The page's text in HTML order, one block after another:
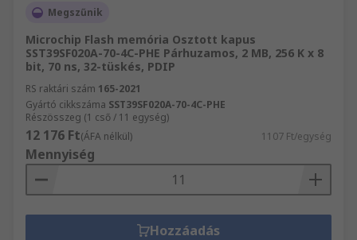
Megszűnik
Microchip Flash memória Osztott kapus
SST39SF020A-70-4C-PHE Párhuzamos, 2 MB, 256 K x 8
bit, 70 ns, 32-tüskés, PDIP
RS raktári szám 165-2021
Gyártó cikkszáma SST39SF020A-70-4C-PHE
Részösszeg (1 cső / 11 egység)
12 176 Ft(ÁFA nélkül) 1107 Ft/egység
Mennyiség
Hozzáadás